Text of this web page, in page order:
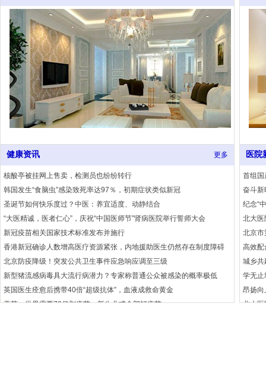
健康资讯 更多
核酸亭被挂网上售卖，检测员也纷纷转行
韩国发生“食脑虫”感染致死率达97％，初期症状类似新冠
圣诞节如何快乐度过？中医：养宜适度、动静结合
“大医精诚，医者仁心”，庆祝“中国医师节”肾病医院举行誓师大会
新冠疫苗相关国家技术标准发布并施行
香港新冠确诊人数增高医疗资源紧张，内地援助医生仍然存在制度障碍
北京防疫降级！突发公共卫生事件应急响应调至三级
新型猪流感病毒具大流行病潜力？专家称普通公众被感染的概率极低
英国医生痊愈后携带40倍“超级抗体”，血液成救命黄金
盖茨：世界需要70亿剂疫苗，新生儿或全部打疫苗
医院
首组国
奋斗新
纪念“
北大医
北京市
城乡共
学无止
昂扬
北大医